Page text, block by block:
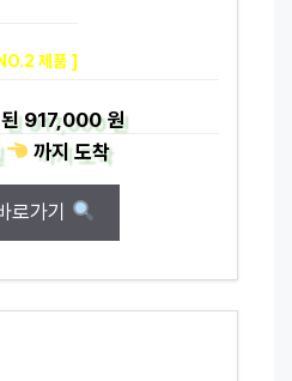
제품 ]
917,000 원
까지도착
로가기